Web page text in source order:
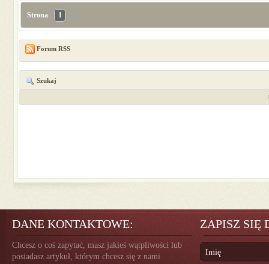
Strona 1
Forum RSS
Szukaj
DANE KONTAKTOWE:
Chcesz o coś zapytać, masz jakieś wątpliwości lub
posiadasz artykuł, którym chcesz się z nami
ZAPISZ SIĘ